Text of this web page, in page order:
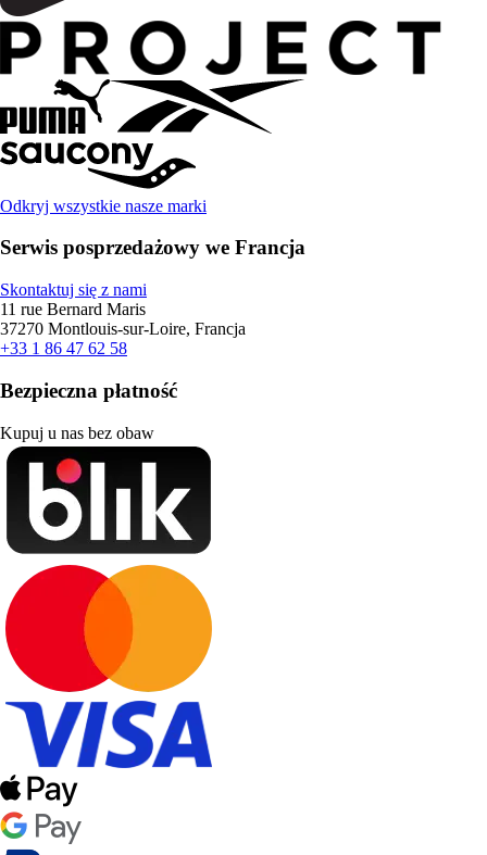
Odkryj wszystkie nasze marki
Serwis posprzedażowy we Francja
Skontaktuj się z nami
11 rue Bernard Maris
37270 Montlouis-sur-Loire, Francja
+33 1 86 47 62 58
Bezpieczna płatność
Kupuj u nas bez obaw